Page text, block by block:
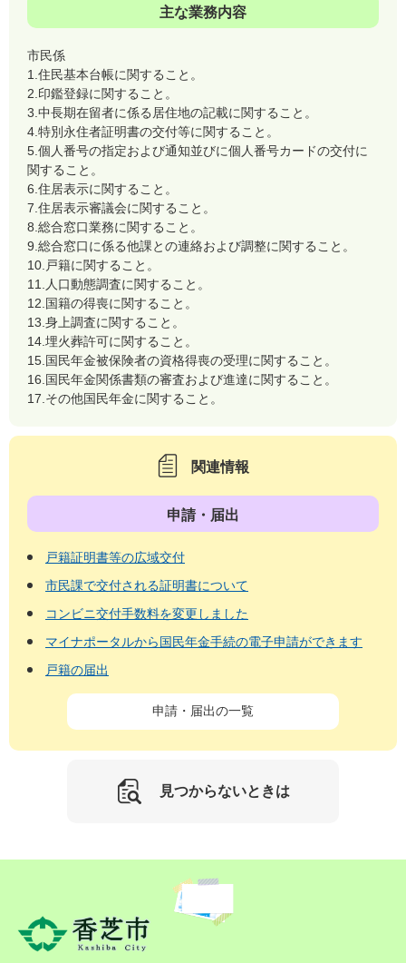
主な業務内容
市民係
1.住民基本台帳に関すること。
2.印鑑登録に関すること。
3.中長期在留者に係る居住地の記載に関すること。
4.特別永住者証明書の交付等に関すること。
5.個人番号の指定および通知並びに個人番号カードの交付に
関すること。
6.住居表示に関すること。
7.住居表示審議会に関すること。
8.総合窓口業務に関すること。
9.総合窓口に係る他課との連絡および調整に関すること。
10.戸籍に関すること。
11.人口動態調査に関すること。
12.国籍の得喪に関すること。
13.身上調査に関すること。
14.埋火葬許可に関すること。
15.国民年金被保険者の資格得喪の受理に関すること。
16.国民年金関係書類の審査および進達に関すること。
17.その他国民年金に関すること。
関連情報
申請・届出
戸籍証明書等の広域交付
市民課で交付される証明書について
コンビニ交付手数料を変更しました
マイナポータルから国民年金手続の電子申請ができます
戸籍の届出
申請・届出の一覧
見つからないときは